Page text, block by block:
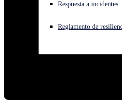
Respuesta a incidentes
Reglamento de